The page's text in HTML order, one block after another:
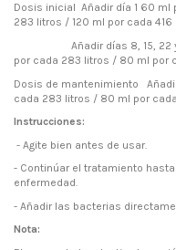
Dosis inicial Añadir día 1 60
283 litros / 120 ml por cada 416
Añadir días 8, 15, 22 y
por cada 283 litros / 80 ml por
Dosis de mantenimiento
cada 283 litros / 80 ml por cada
Instrucciones:
- Agite bien antes de usar.
- Continúar el tratamiento
enfermedad.
- Añadir las bacterias
Nota: